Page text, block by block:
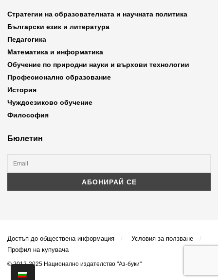
Стратегии на образователната и научната политика
Български език и литература
Педагогика
Математика и информатика
Обучение по природни науки и върхови технологии
Професионално образование
История
Чуждоезиково обучение
Философия
Бюлетин
Достъп до обществена информация
Условия за ползване
Профил на купувача
© 2012-2025 Национално издателство "Аз-буки"